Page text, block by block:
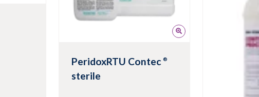
PeridoxRTU Contec ®
sterile